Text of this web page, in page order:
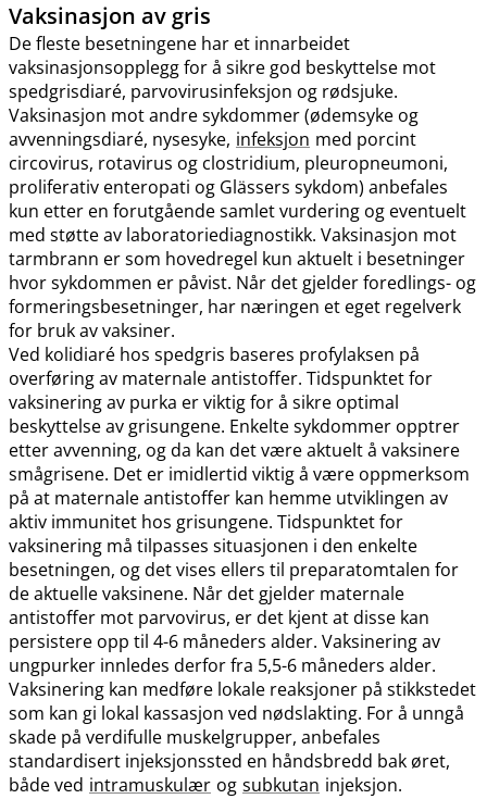
Vaksinasjon av gris
De fleste besetningene har et innarbeidet
vaksinasjonsopplegg for å sikre god beskyttelse mot
spedgrisdiaré, parvovirusinfeksjon og rødsjuke.
Vaksinasjon mot andre sykdommer (ødemsyke og
avvenningsdiaré, nysesyke, infeksjon med porcint
circovirus, rotavirus og clostridium, pleuropneumoni,
proliferativ enteropati og Glässers sykdom) anbefales
kun etter en forutgående samlet vurdering og eventuelt
med støtte av laboratoriediagnostikk. Vaksinasjon mot
tarmbrann er som hovedregel kun aktuelt i besetninger
hvor sykdommen er påvist. Når det gjelder foredlings- og
formeringsbesetninger, har næringen et eget regelverk
for bruk av vaksiner.
Ved kolidiaré hos spedgris baseres profylaksen på
overføring av maternale antistoffer. Tidspunktet for
vaksinering av purka er viktig for å sikre optimal
beskyttelse av grisungene. Enkelte sykdommer opptrer
etter avvenning, og da kan det være aktuelt å vaksinere
smågrisene. Det er imidlertid viktig å være oppmerksom
på at maternale antistoffer kan hemme utviklingen av
aktiv immunitet hos grisungene. Tidspunktet for
vaksinering må tilpasses situasjonen i den enkelte
besetningen, og det vises ellers til preparatomtalen for
de aktuelle vaksinene. Når det gjelder maternale
antistoffer mot parvovirus, er det kjent at disse kan
persistere opp til 4-6 måneders alder. Vaksinering av
ungpurker innledes derfor fra 5,5-6 måneders alder.
Vaksinering kan medføre lokale reaksjoner på stikkstedet
som kan gi lokal kassasjon ved nødslakting. For å unngå
skade på verdifulle muskelgrupper, anbefales
standardisert injeksjonssted en håndsbredd bak øret,
både ved intramuskulær og subkutan injeksjon.